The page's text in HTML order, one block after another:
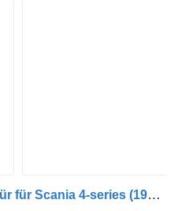
SCANIA, IRIZAR 8100035 Tür für Scania 4-series (1996-2006) Bus